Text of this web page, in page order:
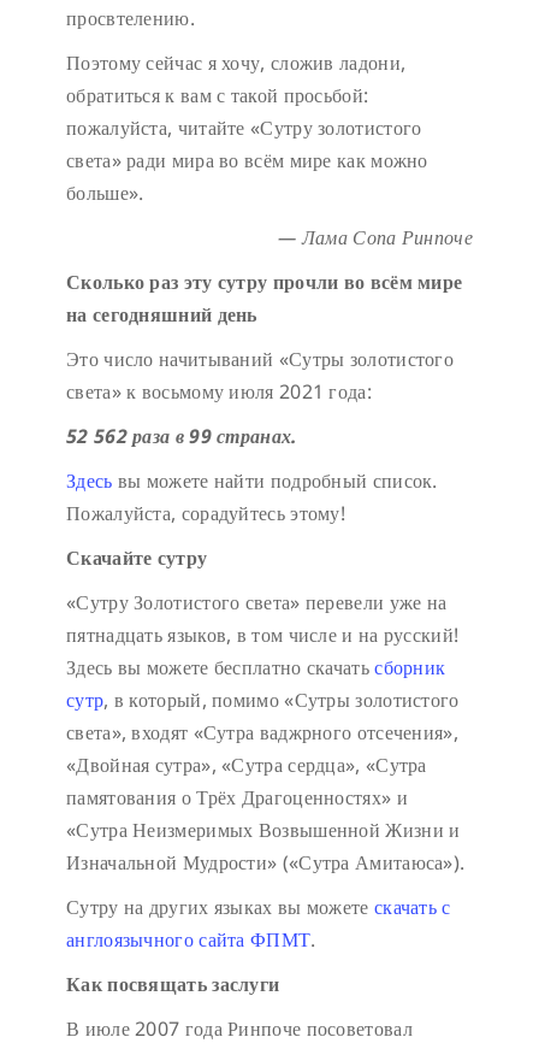
просвтелению.
Поэтому сейчас я хочу, сложив ладони,
обратиться к вам с такой просьбой:
пожалуйста, читайте «Сутру золотистого
света» ради мира во всём мире как можно
больше».
— Лама Сопа Ринпоче
Сколько раз эту сутру прочли во всём мире
на сегодняшний день
Это число начитываний «Сутры золотистого
света» к восьмому июля 2021 года:
52 562 раза в 99 странах.
Здесь вы можете найти подробный список.
Пожалуйста, сорадуйтесь этому!
Скачайте сутру
«Сутру Золотистого света» перевели уже на
пятнадцать языков, в том числе и на русский!
Здесь вы можете бесплатно скачатьсборник
сутр, в который, помимо «Сутры золотистого
света», входят «Сутра ваджрного отсечения»,
«Двойная сутра», «Сутра сердца», «Сутра
памятования о Трёх Драгоценностях» и
«Сутра Неизмеримых Возвышенной Жизни и
Изначальной Мудрости» («Сутра Амитаюса»).
Сутру на других языках вы можете скачать с
англоязычного сайта ФПМТ.
Как посвящать заслуги
В июле 2007 года Ринпоче посоветовал